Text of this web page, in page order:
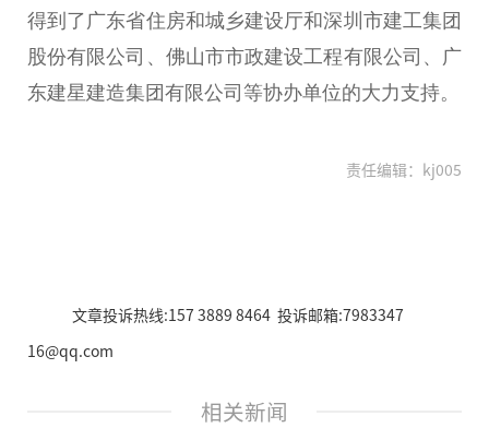
得到了广东省住房和城乡建设厅和深圳市建工集团
股份有限公司、佛山市市政建设工程有限公司、广
东建星建造集团有限公司等协办单位的大力支持。
责任编辑：kj005
文章投诉热线:157 3889 8464 投诉邮箱:7983347
16@qq.com
相关新闻